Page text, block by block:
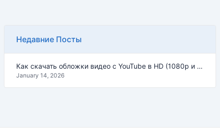
Недавние Посты
Как скачать обложки видео с YouTube в HD (1080p и 4K) – Гайд 2026
January 14, 2026